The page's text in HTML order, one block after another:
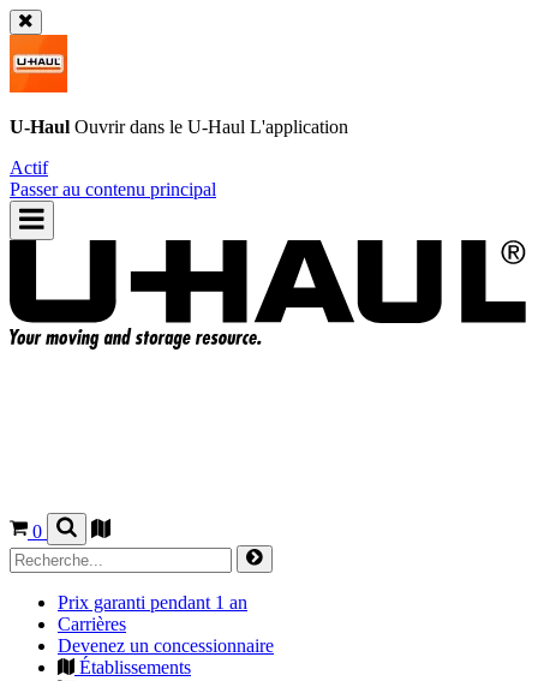
U-Haul Ouvrir dans le U-Haul L'application
Actif
Passer au contenu principal
0
Prix garanti pendant 1 an
Carrières
Devenez un concessionnaire
Établissements